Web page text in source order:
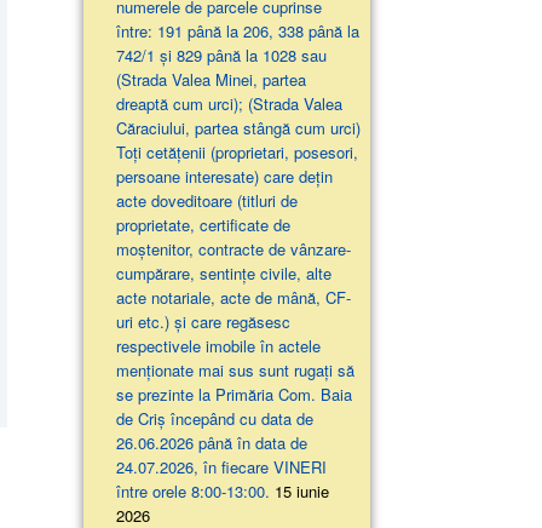
numerele de parcele cuprinse
între: 191 până la 206, 338 până la
742/1 și 829 până la 1028 sau
(Strada Valea Minei, partea
dreaptă cum urci); (Strada Valea
Căraciului, partea stângă cum urci)
Toți cetățenii (proprietari, posesori,
persoane interesate) care dețin
acte doveditoare (titluri de
proprietate, certificate de
moștenitor, contracte de vânzare-
cumpărare, sentințe civile, alte
acte notariale, acte de mână, CF-
uri etc.) și care regăsesc
respectivele imobile în actele
menționate mai sus sunt rugați să
se prezinte la Primăria Com. Baia
de Criș începând cu data de
26.06.2026 până în data de
24.07.2026, în fiecare VINERI
între orele 8:00-13:00. 15 iunie
2026